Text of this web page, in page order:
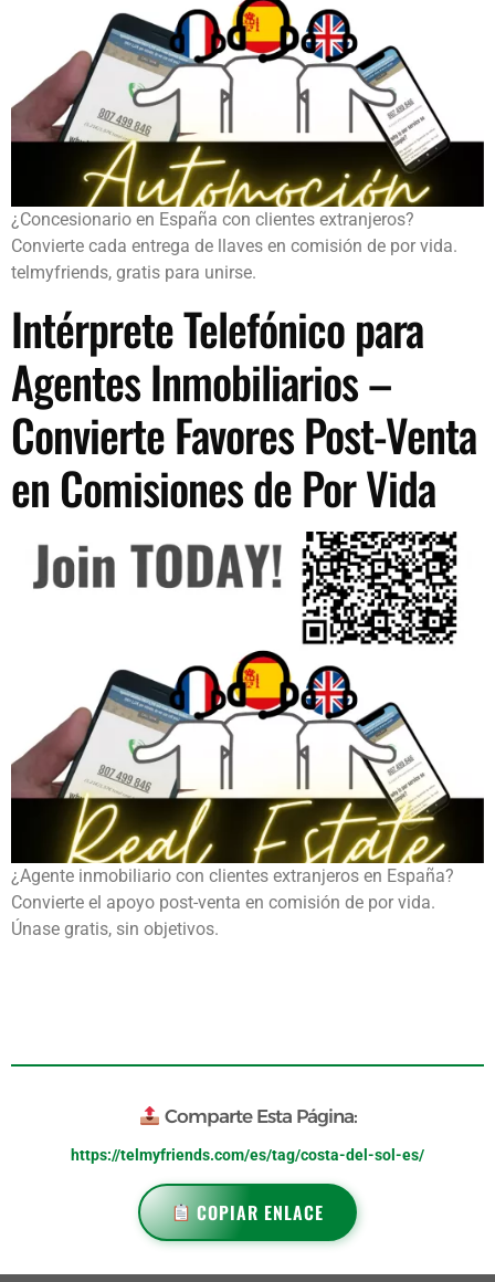
¿Concesionario en España con clientes extranjeros?
Convierte cada entrega de llaves en comisión de por vida.
telmyfriends, gratis para unirse.
Intérprete Telefónico para
Agentes Inmobiliarios –
Convierte Favores Post-Venta
en Comisiones de Por Vida
¿Agente inmobiliario con clientes extranjeros en España?
Convierte el apoyo post-venta en comisión de por vida.
Únase gratis, sin objetivos.
Comparte Esta Página:
https://telmyfriends.com/es/tag/costa-del-sol-es/
COPIAR ENLACE